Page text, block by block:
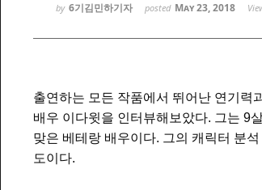
by 6기김민하기자 posted May 23, 2018
출연하는 모든 작품에서 뛰어난 연기력
배우 이다윗을 인터뷰해보았다. 그는 9
맞은 베테랑 배우이다. 그의 캐릭터 분
도이다.
북5